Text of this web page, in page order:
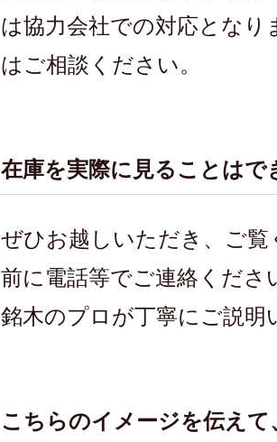
は協力会社での対応となり
はご相談ください。
在庫を実際に見ることはで
ぜひお越しいただき、ご覧
前に電話等でご連絡くださ
銘木のプロが丁寧にご説明
こちらのイメージを伝えて